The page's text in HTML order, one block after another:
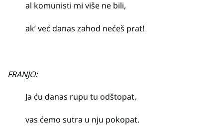
al komunisti mi više ne bili,
ak’ već danas zahod nećeš prat!
FRANJO:
Ja ću danas rupu tu odštopat,
vas ćemo sutra u nju pokopat.